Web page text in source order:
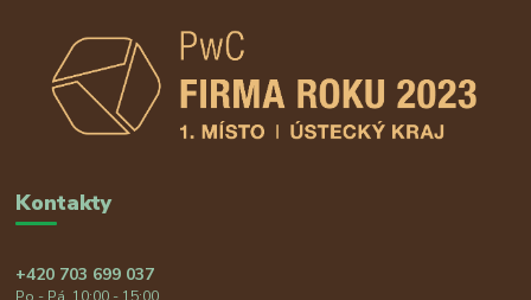
Kontakty
+420 703 699 037